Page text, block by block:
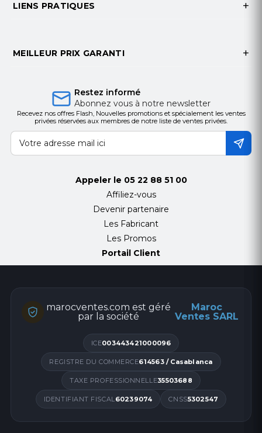
LIENS PRATIQUES
MEILLEUR PRIX GARANTI
Restez informé
Abonnez vous à notre newsletter
Recevez nos offres Flash, Nouvelles promotions et spécialement les ventes
privées réservées aux membres de notre liste de ventes privées.
Appeler le 05 22 88 51 00
Affiliez-vous
Devenir partenaire
Les Fabricant
Les Promos
Portail Client
marocventes.com est géré
par la société
Maroc
Ventes SARL
ICE003443421000096
REGISTRE DU COMMERCE614563 / Casablanca
TAXE PROFESSIONNELLE35503688
IDENTIFIANT FISCAL60239074 CNSS5302547